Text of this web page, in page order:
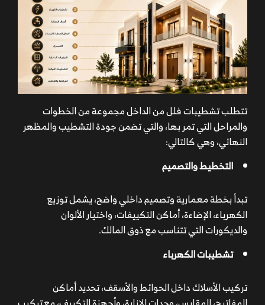
تتطلبتشطيبات فلل من الداخلمجموعة من الخطوات
والمراحل التي تمر بها، والتي تضمن جودة التشطيب والمظهر
النهائي، وهي كالتالي:
التخطيط والتصميم
تبدأ بخطة معمارية وتصميم داخلي واضح، يشمل توزيع
الكهرباء، الإضاءة، أماكن التكييفات، واختيار الألوان
والديكورات التي تتناسب مع ذوق المالك.
تشطيبات الكهرباء
تركيب الأسلاك داخل الحوائط والأسقف، تحديد أماكن